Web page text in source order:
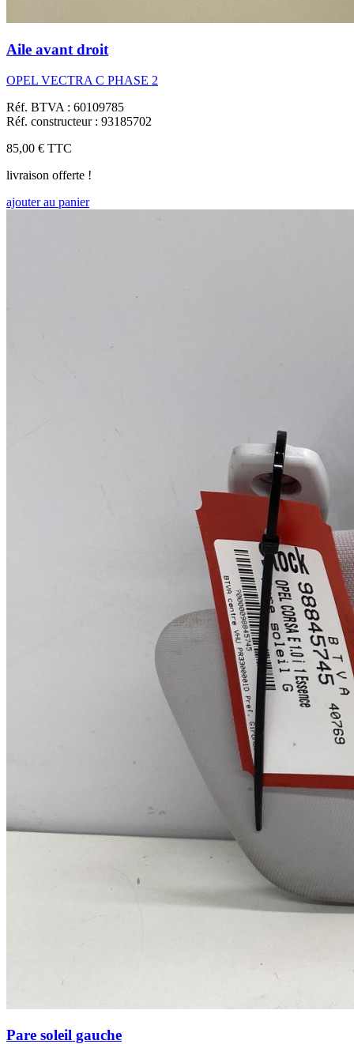
Aile avant droit
OPEL VECTRA C PHASE 2
Réf. BTVA : 60109785
Réf. constructeur : 93185702
85,00 € TTC
livraison offerte !
ajouter au panier
Pare soleil gauche